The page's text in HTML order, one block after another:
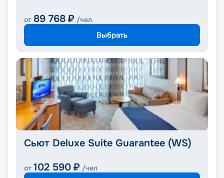
от 89 768 ₽ /чел
Выбрать
Сьют Deluxe Suite Guarantee (WS)
от 102 590 ₽ /чел